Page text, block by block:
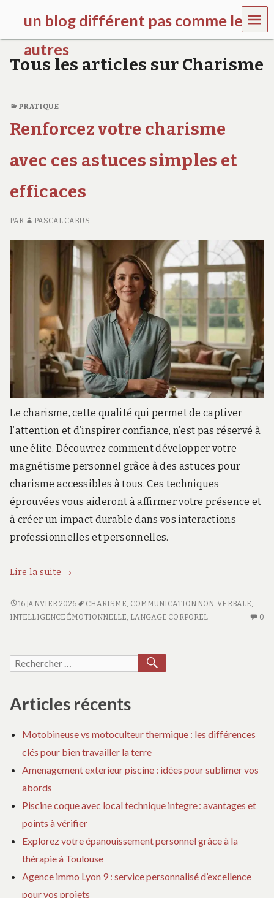
un blog différent pas comme les
autres
f
c
h
i
d
r
n
.
r
MEN
U
Tous les articles sur Charisme
PRATIQUE
Renforcez votre charisme
avec ces astuces simples et
efficaces
PAR PASCAL CABUS
Le charisme, cette qualité qui permet de captiver
l’attention et d’inspirer confiance, n’est pas réservé à
une élite. Découvrez comment développer votre
magnétisme personnel grâce à des astuces pour
charisme accessibles à tous. Ces techniques
éprouvées vous aideront à affirmer votre présence et
à créer un impact durable dans vos interactions
professionnelles et personnelles.
Lire la suite
Renforcez
charisme
avec
ces
simples
efficaces
→
RENFORCEZ
VOTRE
CES
ASTUCES
ET
EFFICACES
16 JANVIER 2026 CHARISME COMMUNICATION NON-VERBALE
INTELLIGENCE ÉMOTIONNELLE LANGAGE CORPOREL 0
Recherche
Articles récents
Motobineuse vs motoculteur thermique : les différences
clés pour bien travailler la terre
Amenagement exterieur piscine : idées pour sublimer vos
abords
Piscine coque avec local technique integre : avantages et
points à vérifier
Explorez votre épanouissement personnel grâce à la
thérapie à Toulouse
Agence immo Lyon 9 : service personnalisé d’excellence
pour vos projets